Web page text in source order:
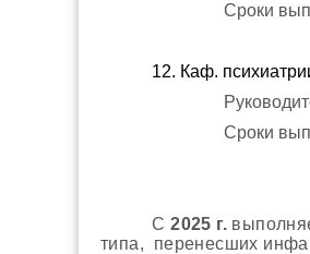
Сроки
12. Каф.
Сроки
С 2025 г.
типа,
перенесших